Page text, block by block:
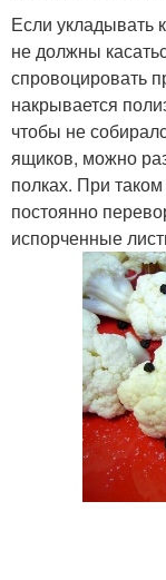
Если укладывать
не должны
спровоцировать
накрывается
чтобы не
ящиков, можно
полках. При
постоянно
испорченные